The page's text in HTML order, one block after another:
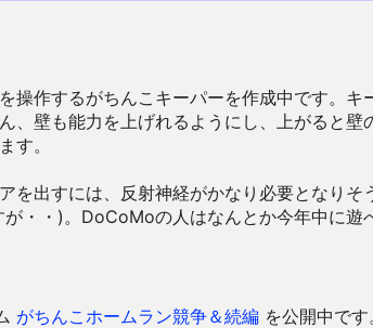
操作するがちんこキーパーを作成中です。キ
、壁も能力を上げれるようにし、上がると壁
す。
を出すには、反射神経がかなり必要となりそ
・・)。DoCoMoの人はなんとか今年中に遊
がちんこホームラン競争＆続編 を公開中で